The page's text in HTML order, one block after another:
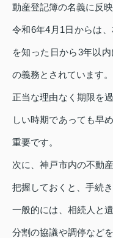
動産登記簿の名義に反
令和6年4月1日からは
を知った日から3年以
の義務とされています。
正当な理由なく期限を
しい時期であっても早
重要です。
次に、神戸市内の不動
把握しておくと、手続
一般的には、相続人と
分割の協議や調停など